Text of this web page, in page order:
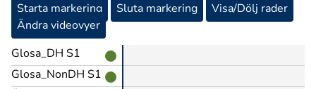
Starta markering Sluta markering
Visa/Dölj rader
Ändra videovyer
Glosa_DH S1
Glosa_NonDH S1